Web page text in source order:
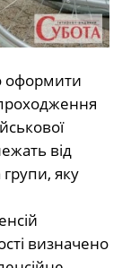
оформити
проходження
від
групи, яку
визначено